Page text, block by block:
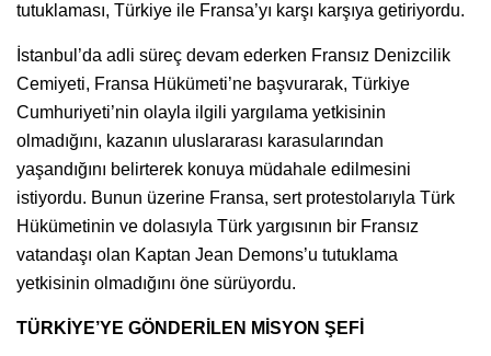
tutuklaması, Türkiye ile Fransa’yı karşı karşıya getiriyordu.
İstanbul’da adli süreç devam ederken Fransız Denizcilik
Cemiyeti, Fransa Hükümeti’ne başvurarak, Türkiye
Cumhuriyeti’nin olayla ilgili yargılama yetkisinin
olmadığını, kazanın uluslararası karasularından
yaşandığını belirterek konuya müdahale edilmesini
istiyordu. Bunun üzerine Fransa, sert protestolarıyla Türk
Hükümetinin ve dolasıyla Türk yargısının bir Fransız
vatandaşı olan Kaptan Jean Demons’u tutuklama
yetkisinin olmadığını öne sürüyordu.
TÜRKİYE’YE GÖNDERİLEN MİSYON ŞEFİ